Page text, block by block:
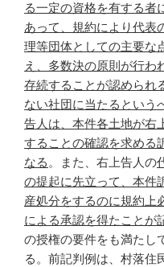
る一定の資格を有する者
あって、規約により代表
理等団体としての主要な
え、多数決の原則が行わ
存続することが認められ
ない社団に当たるという
告人は、本件各土地が右
することの確認を求める
なる 。また、右上告人の
の提起に先立って、本件
産処分をするのに規約上
による承認を得たことが
の授権の要件をも満たし
る。前記判例は、村落住